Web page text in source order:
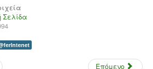
Σελίδα
Επόμενο